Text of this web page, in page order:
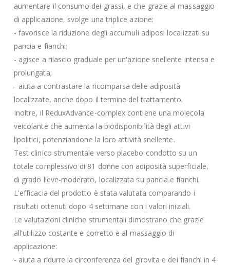
aumentare il consumo dei grassi, e che grazie al massaggio
di applicazione, svolge una triplice azione:
- favorisce la riduzione degli accumuli adiposi localizzati su
pancia e fianchi;
- agisce a rilascio graduale per un'azione snellente intensa e
prolungata;
- aiuta a contrastare la ricomparsa delle adiposità
localizzate, anche dopo il termine del trattamento.
Inoltre, il ReduxAdvance-complex contiene una molecola
veicolante che aumenta la biodisponibilità degli attivi
lipolitici, potenziandone la loro attività snellente.
Test clinico strumentale verso placebo condotto su un
totale complessivo di 81 donne con adiposità superficiale,
di grado lieve-moderato, localizzata su pancia e fianchi.
L'efficacia del prodotto è stata valutata comparando i
risultati ottenuti dopo 4 settimane con i valori iniziali.
Le valutazioni cliniche strumentali dimostrano che grazie
all'utilizzo costante e corretto e al massaggio di
applicazione:
- aiuta a ridurre la circonferenza del girovita e dei fianchi in 4